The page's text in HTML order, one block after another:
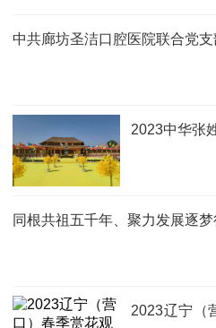
中共廊坊圣洁口腔医院联合党
2023中华张
同根共祖五千年、聚力发展逐梦
2023辽宁（